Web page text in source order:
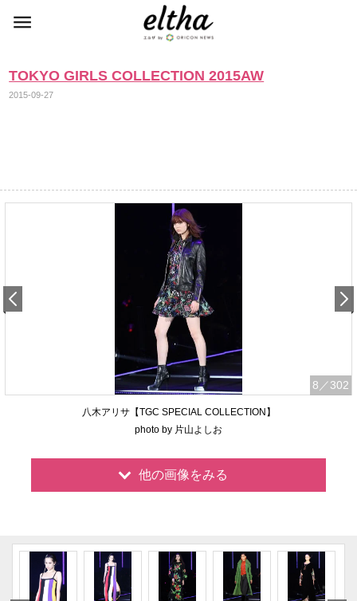
TOKYO GIRLS COLLECTION 2015AW
2015-09-27
8 ／302
八木アリサ【TGC SPECIAL COLLECTION】
photo by 片山よしお
他の画像をみる